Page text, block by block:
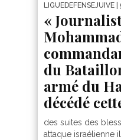
LIGUEDEFENSEJUIVE
«
du
armé du
décédé
des suites des
attaque israélienne